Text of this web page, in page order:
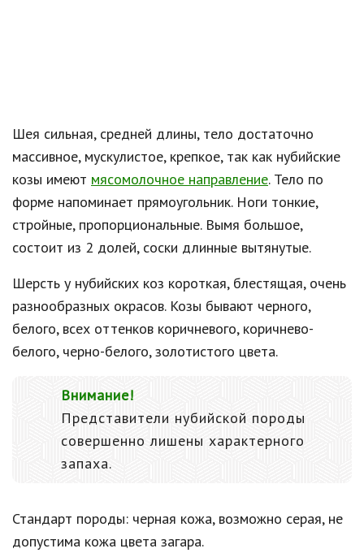
Шея сильная, средней длины, тело достаточно
массивное, мускулистое, крепкое, так как нубийские
козы имеют мясомолочное направление. Тело по
форме напоминает прямоугольник. Ноги тонкие,
стройные, пропорциональные. Вымя большое,
состоит из 2 долей, соски длинные вытянутые.
Шерсть у нубийских коз короткая, блестящая, очень
разнообразных окрасов. Козы бывают черного,
белого, всех оттенков коричневого, коричнево-
белого, черно-белого, золотистого цвета.
Внимание!
Представители нубийской породы
совершенно лишены характерного
запаха.
Стандарт породы: черная кожа, возможно серая, не
допустима кожа цвета загара.